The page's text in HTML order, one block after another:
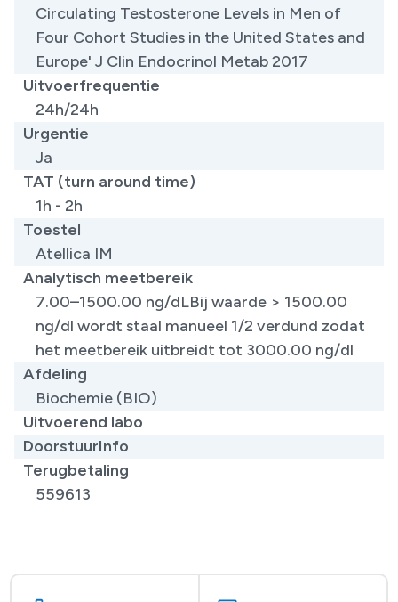
Circulating Testosterone Levels in Men of
Four Cohort Studies in the United States and
Europe' J Clin Endocrinol Metab 2017
Uitvoerfrequentie
24h/24h
Urgentie
Ja
TAT (turn around time)
1h - 2h
Toestel
Atellica IM
Analytisch meetbereik
7.00–1500.00 ng/dLBij waarde > 1500.00
ng/dl wordt staal manueel 1/2 verdund zodat
het meetbereik uitbreidt tot 3000.00 ng/dl
Afdeling
Biochemie (BIO)
Uitvoerend labo
DoorstuurInfo
Terugbetaling
559613